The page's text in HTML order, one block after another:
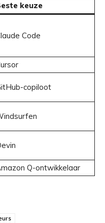
keuze
Code
copiloot
Q-ontwikkelaar